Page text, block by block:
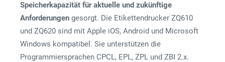
Speicherkapazität für aktuelle und zukünftige
Anforderungen gesorgt. Die Etikettendrucker ZQ610
und ZQ620 sind mit Apple iOS, Android und Microsoft
Windows kompatibel. Sie unterstützen die
Programmiersprachen CPCL, EPL, ZPL und ZBI 2.x.